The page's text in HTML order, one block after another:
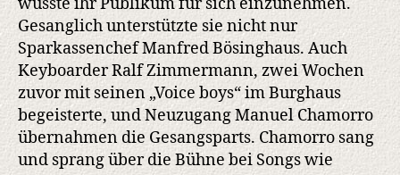
Gesanglich unterstützte sie nicht nur
Sparkassenchef Manfred Bösinghaus. Auch
Keyboarder Ralf Zimmermann, zwei Wochen
zuvor mit seinen „Voice boys“ im Burghaus
begeisterte, und Neuzugang Manuel Chamorro
übernahmen die Gesangsparts. Chamorro sang
und sprang über die Bühne bei Songs wie